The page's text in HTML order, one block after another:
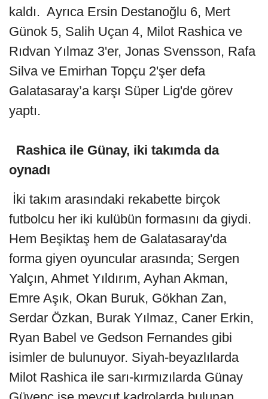
kaldı. Ayrıca Ersin Destanoğlu 6, Mert
Günok 5, Salih Uçan 4, Milot Rashica ve
Rıdvan Yılmaz 3'er, Jonas Svensson, Rafa
Silva ve Emirhan Topçu 2'şer defa
Galatasaray’a karşı Süper Lig'de görev
yaptı.
Rashica ile Günay, iki takımda da
oynadı
İki takım arasındaki rekabette birçok
futbolcu her iki kulübün formasını da giydi.
Hem Beşiktaş hem de Galatasaray'da
forma giyen oyuncular arasında; Sergen
Yalçın, Ahmet Yıldırım, Ayhan Akman,
Emre Aşık, Okan Buruk, Gökhan Zan,
Serdar Özkan, Burak Yılmaz, Caner Erkin,
Ryan Babel ve Gedson Fernandes gibi
isimler de bulunuyor. Siyah-beyazlılarda
Milot Rashica ile sarı-kırmızılarda Günay